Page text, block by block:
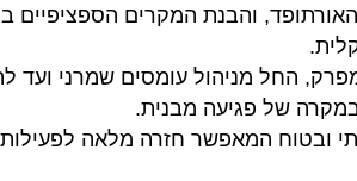
והבנת המקרים הספציפיים
החל מניהול עומסים שמרני ועד
ובטוח המאפשר חזרה מלאה